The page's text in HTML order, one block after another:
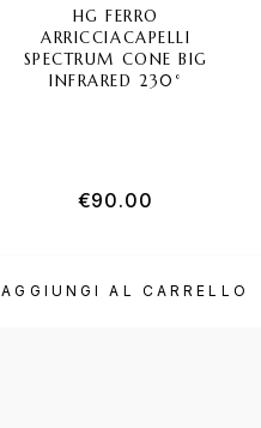
AGGIUNGI AL CARRELLO
HG FERRO
ARRICCIACAPELLI
SPECTRUM CONE BIG
INFRARED 230°
€90.00